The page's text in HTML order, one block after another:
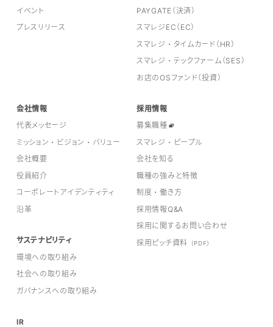
イベント
プレスリリース
PAYGATE（決済）
スマレジEC（EC）
スマレジ・タイムカード（HR）
スマレジ・テックファーム（SES）
お店のOSファンド（投資）
会社情報
代表メッセージ
ミッション・ビジョン・バリュー
会社概要
役員紹介
コーポレートアイデンティティ
沿革
サステナビリティ
環境への取り組み
社会への取り組み
ガバナンスへの取り組み
採用情報
募集職種
スマレジ・ピープル
会社を知る
職種の強みと特徴
制度・働き方
採用情報Q&A
採用に関するお問い合わせ
採用ピッチ資料
（PDF）
IR